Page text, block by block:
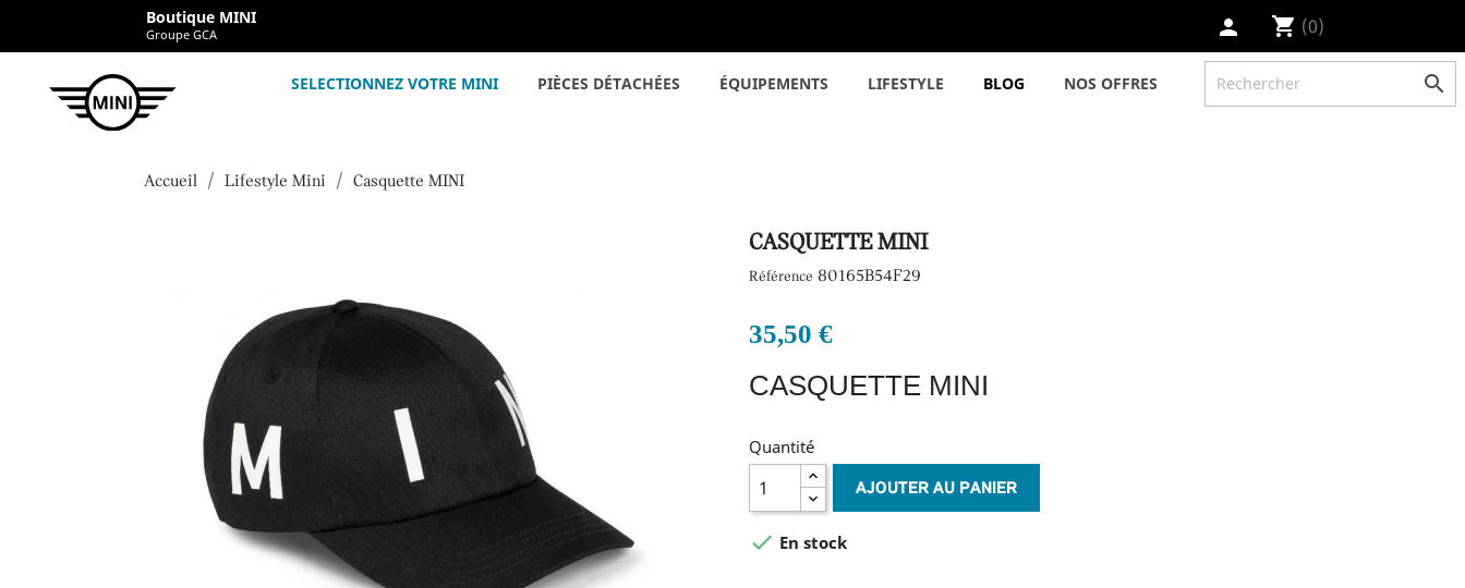
Boutique MINI
Groupe GCA person shopping_cart (0)
SELECTIONNEZ VOTRE MINI PIÈCES DÉTACHÉES ÉQUIPEMENTS LIFESTYLE BLOG NOS OFFRES 
Accueil Lifestyle Mini Casquette MINI
CASQUETTE MINI
Référence 80165B54F29
35,50 €
CASQUETTE MINI
Quantité
AJOUTER AU PANIER
 En stock